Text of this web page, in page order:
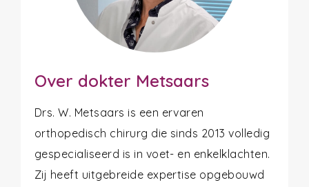
Over dokter Metsaars
Drs. W. Metsaars is een ervaren
orthopedisch chirurg die sinds 2013 volledig
gespecialiseerd is in voet- en enkelklachten.
Zij heeft uitgebreide expertise opgebouwd